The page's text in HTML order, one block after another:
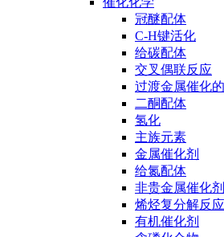
冠醚配体
C-H键活化
给碳配体
交叉偶联反应
过渡金属催化
二酮配体
氢化
主族元素
金属催化剂
给氮配体
非贵金属催化剂
烯烃复分解反应
有机催化剂